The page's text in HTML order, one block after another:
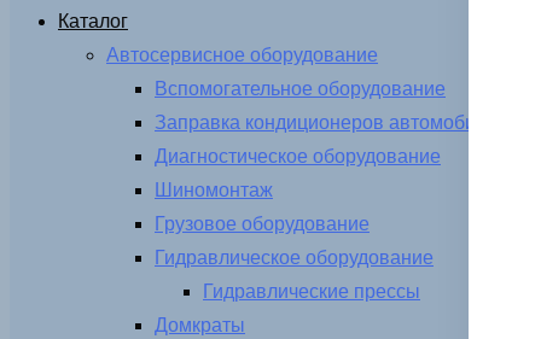
Каталог
Автосервисное оборудование
Вспомогательное оборудование
Заправка кондиционеров автомобиля
Диагностическое оборудование
Шиномонтаж
Грузовое оборудование
Гидравлическое оборудование
Гидравлические прессы
Домкраты